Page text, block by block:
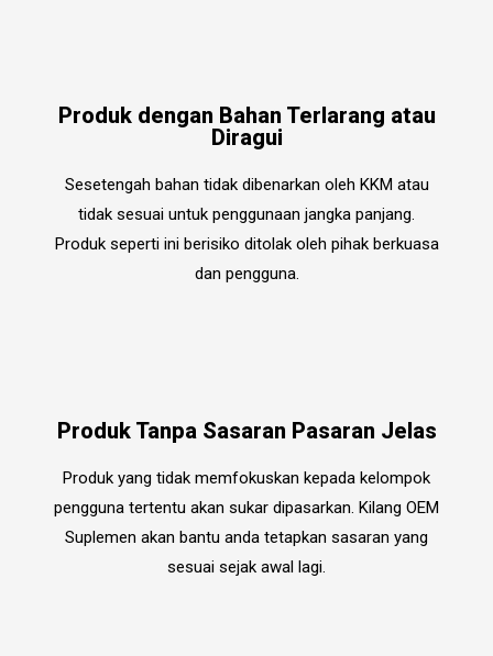
Produk dengan Bahan Terlarang atau
Diragui
Sesetengah bahan tidak dibenarkan oleh KKM atau
tidak sesuai untuk penggunaan jangka panjang.
Produk seperti ini berisiko ditolak oleh pihak berkuasa
dan pengguna.
Produk Tanpa Sasaran Pasaran Jelas
Produk yang tidak memfokuskan kepada kelompok
pengguna tertentu akan sukar dipasarkan. Kilang OEM
Suplemen akan bantu anda tetapkan sasaran yang
sesuai sejak awal lagi.